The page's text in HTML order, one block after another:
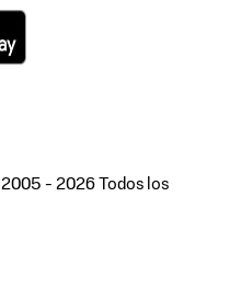
2005 - 2026 Todos los